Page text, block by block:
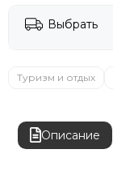
Выбрать
Туризм и отдых
Описание